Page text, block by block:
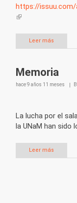
https://
(link is external)
Leer más
Memoria
hace9 años 11 meses
La lucha por el
la UNaM han sido
Leer más